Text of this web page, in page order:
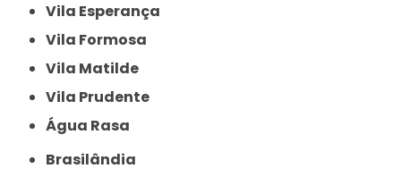
Vila Esperança
Vila Formosa
Vila Matilde
Vila Prudente
Água Rasa
Brasilândia